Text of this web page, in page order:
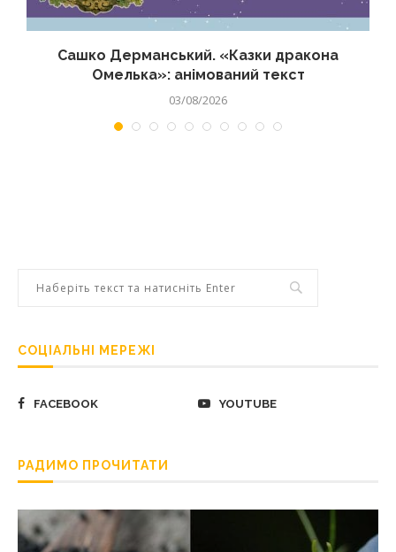
Сашко Дерманський. «Казки дракона
Омелька»: анімований текст
03/08/2026
СОЦІАЛЬНІ МЕРЕЖІ
FACEBOOK YOUTUBE
РАДИМО ПРОЧИТАТИ